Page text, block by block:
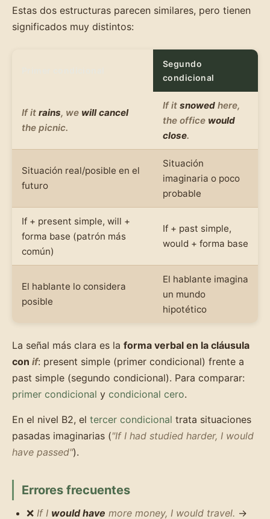
Estas dos estructuras parecen similares, pero tienen
significados muy distintos:
Segundo
condicional
If it rains, we will cancel
the picnic.
If it snowed here,
the office would
close.
Situación real/posible en el
futuro
Situación
imaginaria o poco
probable
If + present simple, will +
forma base (patrón más
común)
If + past simple,
would + forma base
El hablante lo considera
posible
El hablante imagina
un mundo
hipotético
La señal más clara es la forma verbal en la cláusula
con if: present simple (primer condicional) frente a
past simple (segundo condicional). Para comparar:
primer condicional y condicional cero.
En el nivel B2, el tercer condicional trata situaciones
pasadas imaginarias ("If I had studied harder, I would
have passed").
Errores frecuentes
❌ If I would have more money, I would travel. →